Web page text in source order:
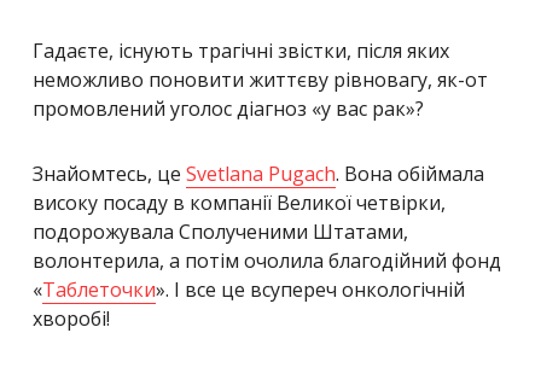
Гадаєте, існують трагічні звістки, після яких
неможливо поновити життєву рівновагу, як-от
промовлений уголос діагноз «у вас рак»?
Знайомтесь, це Svetlana Pugach. Вона обіймала
високу посаду в компанії Великої четвірки,
подорожувала Сполученими Штатами,
волонтерила, а потім очолила благодійний фонд
«Таблеточки». І все це всупереч онкологічній
хворобі!